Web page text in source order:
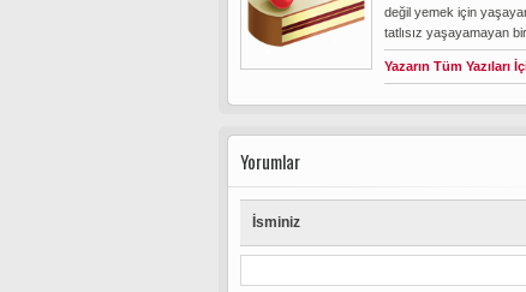
değil yemek için
tatlısız yaşayamayan
Yazarın Tüm Yazıları
Yorumlar
İsminiz